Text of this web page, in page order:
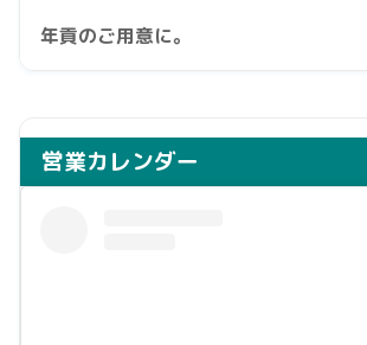
年貢のご用意に。
営業カレンダー